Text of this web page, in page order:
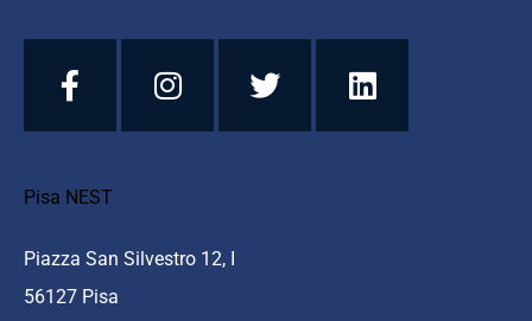
Pisa NEST
Piazza San Silvestro 12, I
56127 Pisa